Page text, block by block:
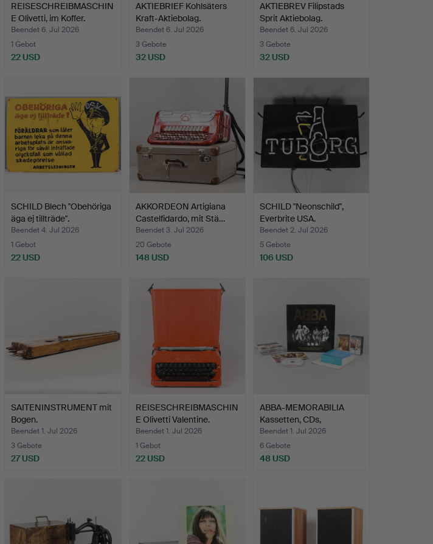
REISESCHREIBMASCHIN
E Olivetti, im Koffer.
Beendet 6. Jul 2026
1 Gebot
22 USD
AKTIEBRIEF Kohlsäters
Kraft-Aktiebolag.
Beendet 6. Jul 2026
3 Gebote
32 USD
AKTIEBREV Filipstads
Sprit Aktiebolag.
Beendet 6. Jul 2026
3 Gebote
32 USD
SCHILD Blech "Obehöriga
äga ej tillträde".
Beendet 4. Jul 2026
1 Gebot
22 USD
AKKORDEON Artigiana
Castelfidardo, mit Stä…
Beendet 3. Jul 2026
20 Gebote
148 USD
SCHILD "Neonschild",
Everbrite USA.
Beendet 2. Jul 2026
5 Gebote
106 USD
SAITENINSTRUMENT mit
Bogen.
Beendet 1. Jul 2026
3 Gebote
27 USD
REISESCHREIBMASCHIN
E Olivetti Valentine.
Beendet 1. Jul 2026
1 Gebot
22 USD
ABBA-MEMORABILIA
Kassetten, CDs,
Signature…
Beendet 1. Jul 2026
6 Gebote
48 USD